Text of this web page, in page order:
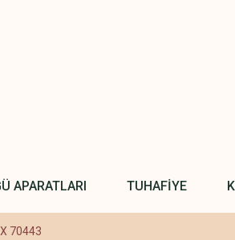
APARATLARI TUHAFİYE
70443